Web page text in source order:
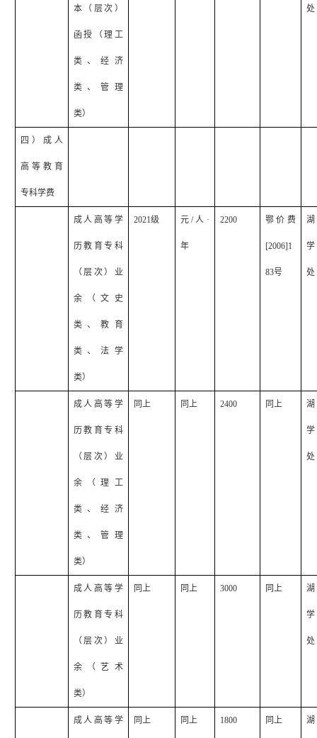
本（层次）
函授（理工
类、经济
类、管理
类）
处
四）成人
高等教育
专科学费
成人高等学
历教育专科
（层次）业
余（文史
类、教育
类、法学
类）
2021级 元/人·
年
2200 鄂价费
[2006]1
83号 处
成人高等学
历教育专科
（层次）业
余（理工
类、经济
类、管理
类）
同上 同上 2400 同上
处
成人高等学
历教育专科
（层次）业
余（艺术
类）
同上 同上 3000 同上
处
成人高等学 同上 同上 1800 同上